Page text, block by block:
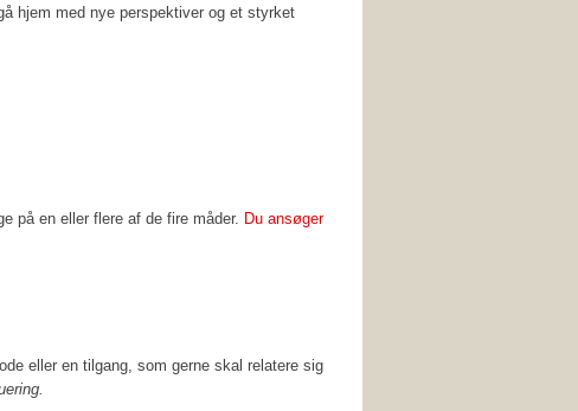
hjem med nye perspektiver og et styrket
på en eller flere af de fire måder. Du ansøger
eller en tilgang, som gerne skal relatere sig